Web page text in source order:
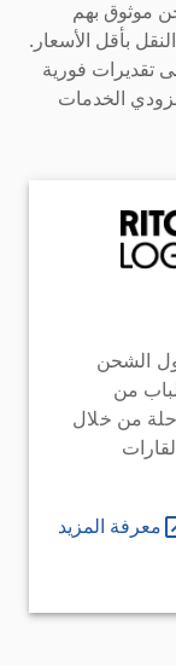
موثوق بهم
بأقل الأسعار.
تقديرات فورية
الخدمات
الشحن
من
من خلال
معرفة المزيد